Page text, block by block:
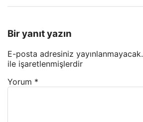
Bir yanıt yazın
E-posta adresiniz yayınlanmayacak.
ile işaretlenmişlerdir
Yorum *